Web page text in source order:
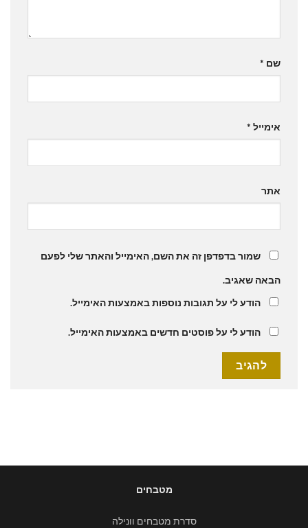
שם *
אימייל *
אתר
שמור בדפדפן זה את השם, האימייל והאתר שלי לפעם
הבאה שאגיב.
הודע לי על תגובות נוספות באמצעות האימייל.
הודע לי על פוסטים חדשים באמצעות האימייל.
מטבחים
סדרת מטבחים וונילה